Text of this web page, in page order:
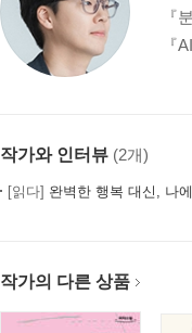
『
『
작가와 인터뷰 (2개)
[읽다] 완벽한 행복 대신, 나
작가의 다른 상품